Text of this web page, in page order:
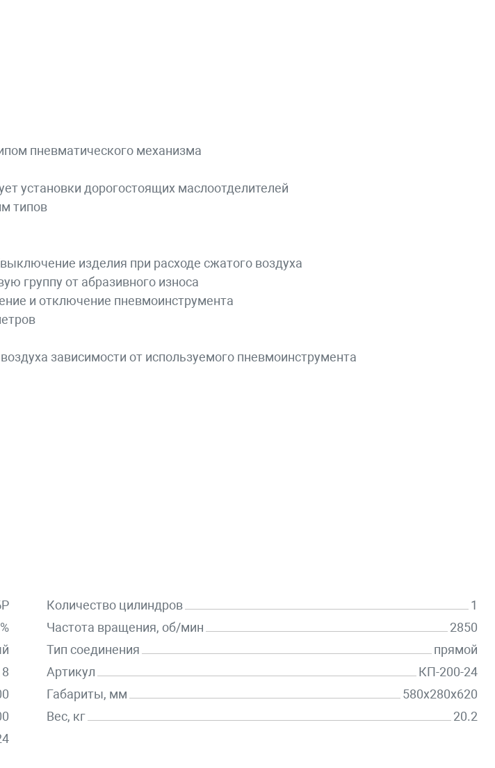
пневматического механизма
установки дорогостоящих маслоотделителей
типов
изделия при расходе сжатого воздуха
группу от абразивного износа
и отключение пневмоинструмента
зависимости от используемого пневмоинструмента
8
Количество цилиндров
1
Частота вращения, об/мин
2850
Тип соединения
прямой
Артикул
КП-200-24
Габариты, мм
580х280х620
Вес, кг
20.2